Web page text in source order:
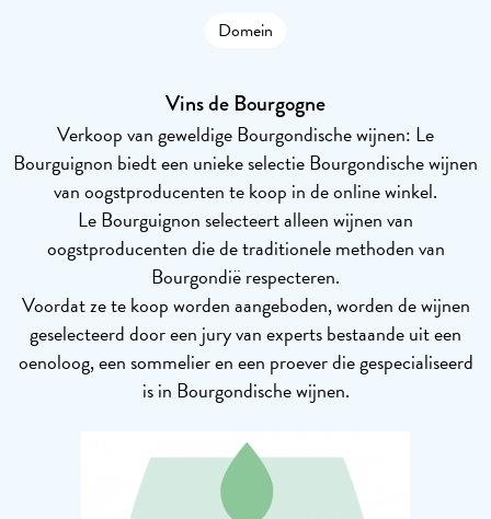
Domein
Vins de Bourgogne
Verkoop van geweldige Bourgondische wijnen: Le
Bourguignon biedt een unieke selectie Bourgondische wijnen
van oogstproducenten te koop in de online winkel.
Le Bourguignon selecteert alleen wijnen van
oogstproducenten die de traditionele methoden van
Bourgondië respecteren.
Voordat ze te koop worden aangeboden, worden de wijnen
geselecteerd door een jury van experts bestaande uit een
oenoloog, een sommelier en een proever die gespecialiseerd
is in Bourgondische wijnen.